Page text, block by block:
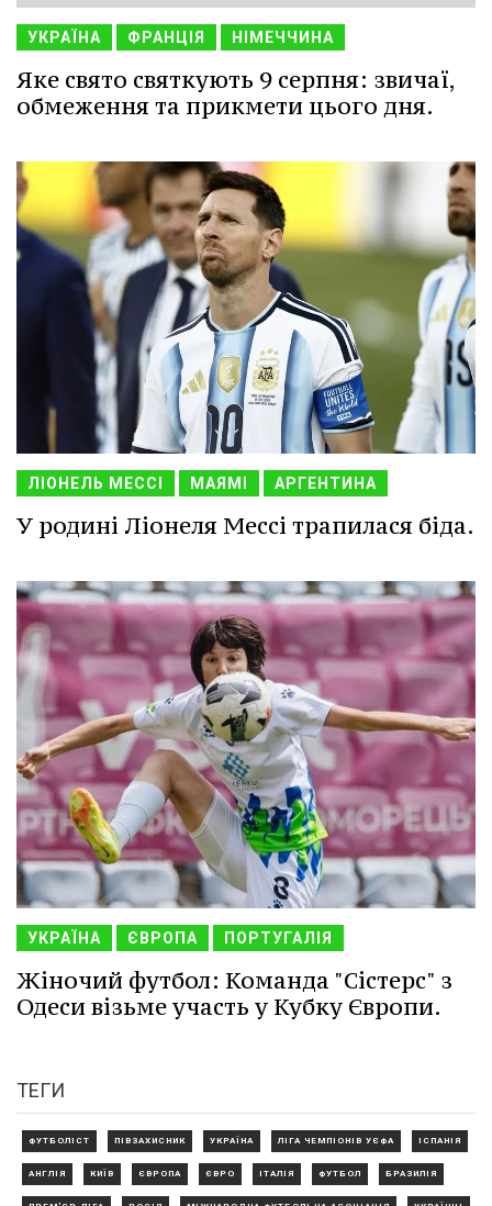
УКРАЇНА ФРАНЦІЯ НІМЕЧЧИНА
Яке свято святкують 9 серпня: звичаї,
обмеження та прикмети цього дня.
ЛІОНЕЛЬ МЕССІ МАЯМІ АРГЕНТИНА
У родині Ліонеля Мессі трапилася біда.
УКРАЇНА ЄВРОПА ПОРТУГАЛІЯ
Жіночий футбол: Команда "Сістерс" з
Одеси візьме участь у Кубку Європи.
ТЕГИ
ФУТБОЛІСТ ПІВЗАХИСНИК УКРАЇНА ЛІГА ЧЕМПІОНІВ УЄФА ІСПАНІЯ
АНГЛІЯ КИЇВ ЄВРОПА ЄВРО ІТАЛІЯ ФУТБОЛ БРАЗИЛІЯ